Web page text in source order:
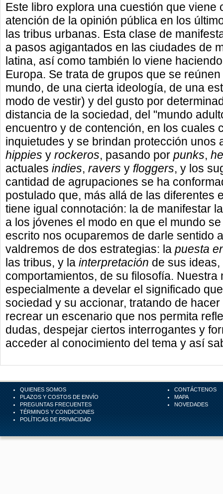
Este libro explora una cuestión que viene
atención de la opinión pública en los
las tribus urbanas. Esta clase de
a pasos agigantados en las ciudades de
latina, así como también lo viene
Europa. Se trata de grupos que se
mundo, de una cierta ideología, de una
modo de vestir) y del gusto por
distancia de la sociedad, del "mundo
encuentro y de contención, en los cuales
inquietudes y se brindan protección unos
hippies y rockeros, pasando por punks,
actuales indies, ravers y floggers, y los
cantidad de agrupaciones se ha
postulado que, más allá de las diferentes
tiene igual connotación: la de manifestar
a los jóvenes el modo en que el mundo
escrito nos ocuparemos de darle sentido
valdremos de dos estrategias: la puesta
las tribus, y la interpretación de sus
comportamientos, de su filosofía. Nuestra
especialmente a develar el significado
sociedad y su accionar, tratando de
recrear un escenario que nos permita
dudas, despejar ciertos interrogantes y
acceder al conocimiento del tema y así
QUIENES SOMOS
PLAZOS Y COSTOS DE ENVÍO
PREGUNTAS FRECUENTES
TÉRMINOS Y CONDICIONES
POLÍTICAS DE PRIVACIDAD
CONTÁCTENOS
MAPA
NOVEDADES